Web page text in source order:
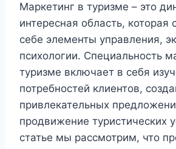
Маркетинг в туризме – это
интересная область, которая
себе элементы управления,
психологии. Специальность
туризме включает в себя
потребностей клиентов,
привлекательных
продвижение туристических
статье мы рассмотрим, что